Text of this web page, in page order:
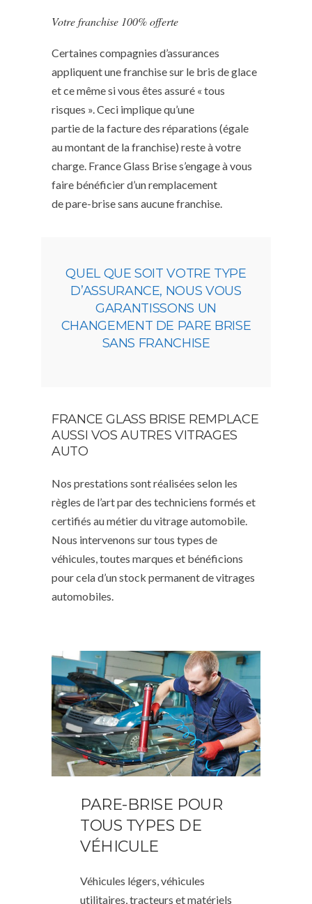
Votre franchise 100% offerte
Certaines compagnies d’assurances
appliquent une franchise sur le bris de glace
et ce même si vous êtes assuré « tous
risques ». Ceci implique qu’une
partie de la facture des réparations (égale
au montant de la franchise) reste à votre
charge. France Glass Brise s’engage à vous
faire bénéficier d’un remplacement
de pare-brise sans aucune franchise.
QUEL QUE SOIT VOTRE TYPE
D’ASSURANCE, NOUS VOUS
GARANTISSONS UN
CHANGEMENT DE PARE BRISE
SANS FRANCHISE
FRANCE GLASS BRISE REMPLACE
AUSSI VOS AUTRES VITRAGES
AUTO
Nos prestations sont réalisées selon les
règles de l’art par des techniciens formés et
certifiés au métier du vitrage automobile.
Nous intervenons sur tous types de
véhicules, toutes marques et bénéficions
pour cela d’un stock permanent de vitrages
automobiles.
PARE-BRISE POUR
TOUS TYPES DE
VÉHICULE
Véhicules légers, véhicules
utilitaires, tracteurs et matériels